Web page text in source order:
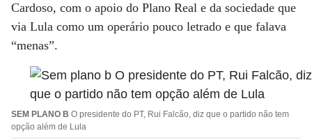
Cardoso, com o apoio do Plano Real e da sociedade que
via Lula como um operário pouco letrado e que falava
“menas”.
SEM PLANO B O presidente do PT, Rui Falcão, diz que o partido não tem
opção além de Lula